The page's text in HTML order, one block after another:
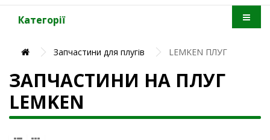
Категорії
Запчастини для плугів LEMKEN ПЛУГ
ЗАПЧАСТИНИ НА ПЛУГ
LEMKEN